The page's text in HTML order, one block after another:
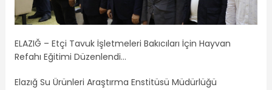
ELAZIĞ – Etçi Tavuk İşletmeleri Bakıcıları İçin Hayvan
Refahı Eğitimi Düzenlendi…
Elazığ Su Ürünleri Araştırma Enstitüsü Müdürlüğü